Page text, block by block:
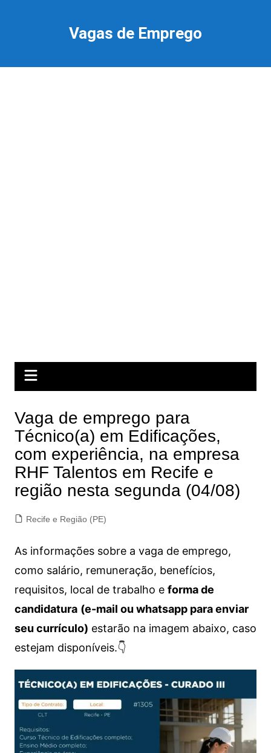
Vagas de Emprego
Vaga de emprego para
Técnico(a) em Edificações,
com experiência, na empresa
RHF Talentos em Recife e
região nesta segunda (04/08)
Recife e Região (PE)
As informações sobre a vaga de emprego,
como salário, remuneração, benefícios,
requisitos, local de trabalho e forma de
candidatura (e-mail ou whatsapp para enviar
seu currículo) estarão na imagem abaixo, caso
estejam disponíveis.👇